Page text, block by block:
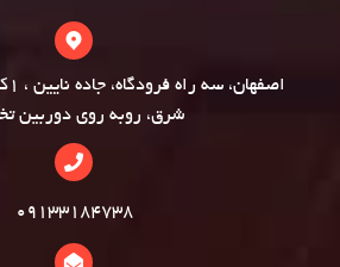
شرق، روبه روی دوربین
09133184738